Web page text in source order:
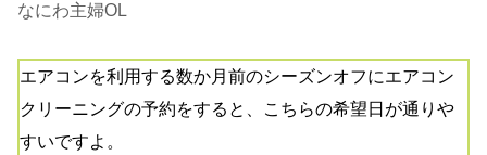
なにわ主婦OL
エアコンを利用する数か月前のシーズンオフにエアコン
クリーニングの予約をすると、こちらの希望日が通りや
すいですよ。